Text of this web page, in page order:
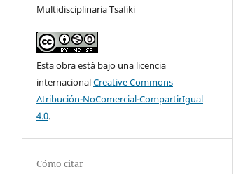
Multidisciplinaria Tsafiki
Esta obra está bajo una licencia
internacionalCreative Commons
Atribución-NoComercial-CompartirIgual
4.0.
Cómo citar